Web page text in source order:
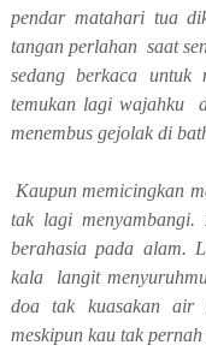
pendar matahari tua
tangan perlahan saat
sedang berkaca
temukan lagi wajahku
menembus gejolak di
Kaupun memicingkan
tak lagi menyambangi.
berahasia pada alam.
kala langit
doa tak kuasakan air
meskipun kau tak